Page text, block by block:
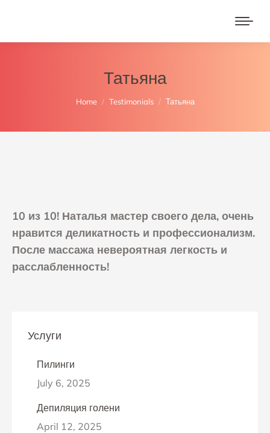
Татьяна
You are here:
Home Testimonials Татьяна
10 из 10! Наталья мастер своего дела, очень
нравится деликатность и профессионализм.
После массажа невероятная легкость и
расслабленность!
Услуги
Пилинги
July 6, 2025
Депиляция голени
April 12, 2025